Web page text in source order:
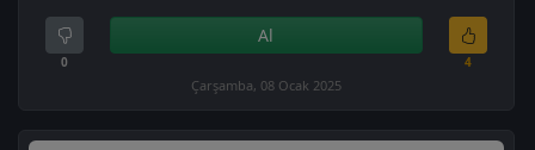
0
Al
4
Çarşamba, 08 Ocak 2025